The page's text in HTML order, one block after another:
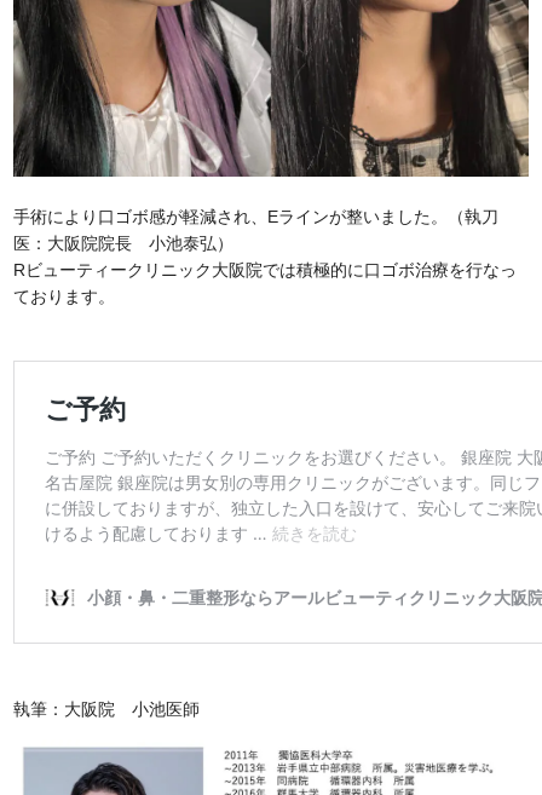
手術により口ゴボ感が軽減され、Eラインが整いました。（執刀
医：大阪院院長 小池泰弘）
Rビューティークリニック大阪院では積極的に口ゴボ治療を行なっ
ております。
執筆：大阪院 小池医師